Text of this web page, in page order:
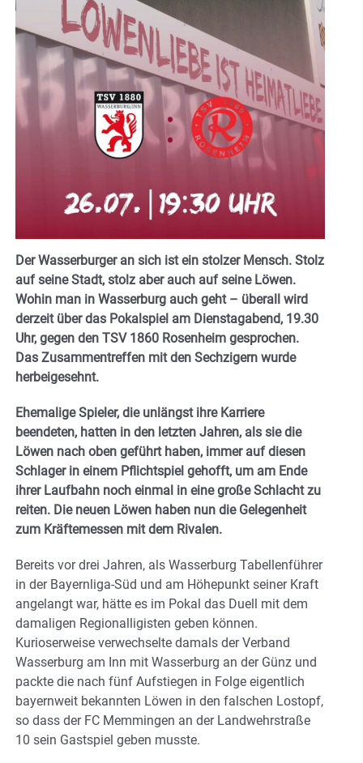
Der Wasserburger an sich ist ein stolzer Mensch. Stolz
auf seine Stadt, stolz aber auch auf seine Löwen.
Wohin man in Wasserburg auch geht – überall wird
derzeit über das Pokalspiel am Dienstagabend, 19.30
Uhr, gegen den TSV 1860 Rosenheim gesprochen.
Das Zusammentreffen mit den Sechzigern wurde
herbeigesehnt.
Ehemalige Spieler, die unlängst ihre Karriere
beendeten, hatten in den letzten Jahren, als sie die
Löwen nach oben geführt haben, immer auf diesen
Schlager in einem Pflichtspiel gehofft, um am Ende
ihrer Laufbahn noch einmal in eine große Schlacht zu
reiten. Die neuen Löwen haben nun die Gelegenheit
zum Kräftemessen mit dem Rivalen.
Bereits vor drei Jahren, als Wasserburg Tabellenführer
in der Bayernliga-Süd und am Höhepunkt seiner Kraft
angelangt war, hätte es im Pokal das Duell mit dem
damaligen Regionalligisten geben können.
Kurioserweise verwechselte damals der Verband
Wasserburg am Inn mit Wasserburg an der Günz und
packte die nach fünf Aufstiegen in Folge eigentlich
bayernweit bekannten Löwen in den falschen Lostopf,
so dass der FC Memmingen an der Landwehrstraße
10 sein Gastspiel geben musste.